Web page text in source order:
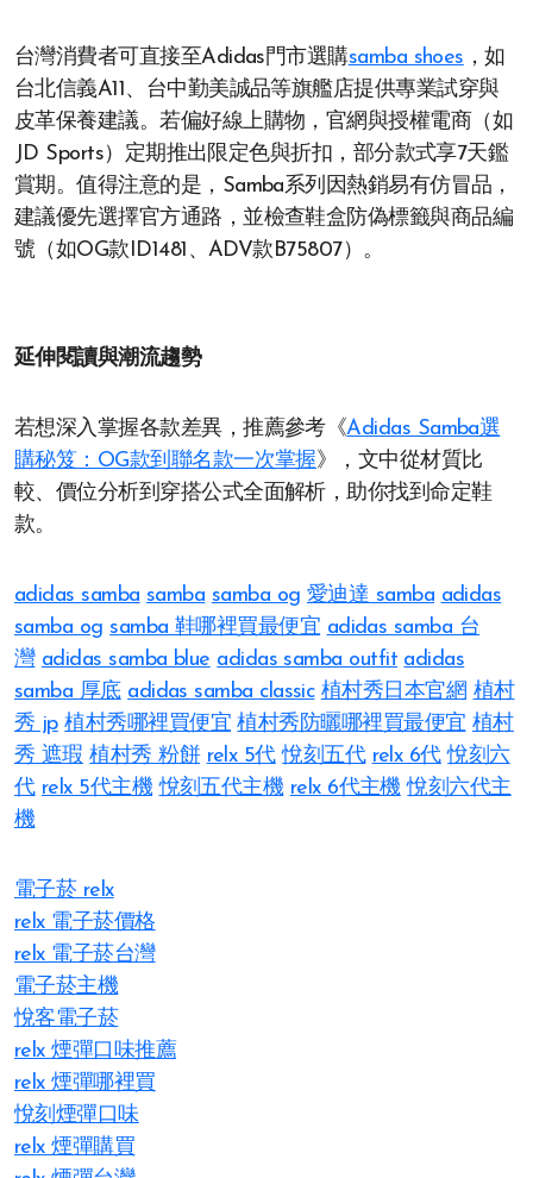
台灣消費者可直接至Adidas門市選購samba shoes ，如
台北信義A11、台中勤美誠品等旗艦店提供專業試穿與
皮革保養建議。若偏好線上購物，官網與授權電商（如
JD Sports）定期推出限定色與折扣，部分款式享7天鑑
賞期。值得注意的是，Samba系列因熱銷易有仿冒品，
建議優先選擇官方通路，並檢查鞋盒防偽標籤與商品編
號（如OG款ID1481、ADV款B75807）。
延伸閱讀與潮流趨勢
若想深入掌握各款差異，推薦參考《Adidas Samba選
購秘笈：OG款到聯名款一次掌握》，文中從材質比
較、價位分析到穿搭公式全面解析，助你找到命定鞋
款。
adidas samba samba samba og 愛迪達 samba adidas
samba og samba 鞋哪裡買最便宜 adidas samba 台
灣 adidas samba blue adidas samba outfit adidas
samba 厚底 adidas samba classic 植村秀日本官網 植村
秀 jp 植村秀哪裡買便宜 植村秀防曬哪裡買最便宜 植村
秀 遮瑕 植村秀 粉餅 relx 5代 悅刻五代 relx 6代 悅刻六
代 relx 5代主機 悅刻五代主機 relx 6代主機 悅刻六代主
機
電子菸 relx
relx 電子菸價格
relx 電子菸台灣
電子菸主機
悅客電子菸
relx 煙彈口味推薦
relx 煙彈哪裡買
悅刻煙彈口味
relx 煙彈購買